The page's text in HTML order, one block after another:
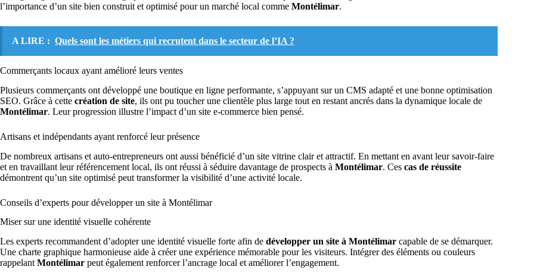
l’importance d’un site bien construit et optimisé pour un marché local comme Montélimar.
A LIRE : Quels sont les métiers qui recrutent dans le secteur de l’IA ?
Commerçants locaux ayant amélioré leurs ventes
Plusieurs commerçants ont développé une boutique en ligne performante, s’appuyant sur un CMS adapté et une bonne optimisation
SEO. Grâce à cette création de site, ils ont pu toucher une clientèle plus large tout en restant ancrés dans la dynamique locale de
Montélimar. Leur progression illustre l’impact d’un site e-commerce bien pensé.
Artisans et indépendants ayant renforcé leur présence
De nombreux artisans et auto-entrepreneurs ont aussi bénéficié d’un site vitrine clair et attractif. En mettant en avant leur savoir-faire
et en travaillant leur référencement local, ils ont réussi à séduire davantage de prospects à Montélimar. Ces cas de réussite
démontrent qu’un site optimisé peut transformer la visibilité d’une activité locale.
Conseils d’experts pour développer un site à Montélimar
Miser sur une identité visuelle cohérente
Les experts recommandent d’adopter une identité visuelle forte afin de développer un site à Montélimar capable de se démarquer.
Une charte graphique harmonieuse aide à créer une expérience mémorable pour les visiteurs. Intégrer des éléments ou couleurs
rappelant Montélimar peut également renforcer l’ancrage local et améliorer l’engagement.